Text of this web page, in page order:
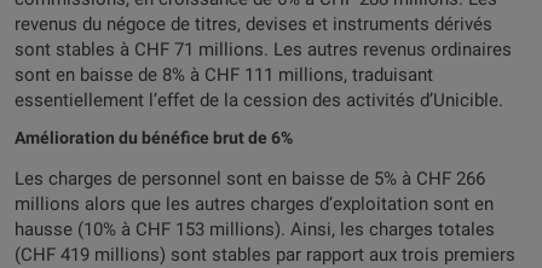
revenus du négoce de titres, devises et instruments dérivés
sont stables à CHF 71 millions. Les autres revenus ordinaires
sont en baisse de 8% à CHF 111 millions, traduisant
essentiellement l’effet de la cession des activités d’Unicible.
Amélioration du bénéfice brut de 6%
Les charges de personnel sont en baisse de 5% à CHF 266
millions alors que les autres charges d’exploitation sont en
hausse (10% à CHF 153 millions). Ainsi, les charges totales
(CHF 419 millions) sont stables par rapport aux trois premiers